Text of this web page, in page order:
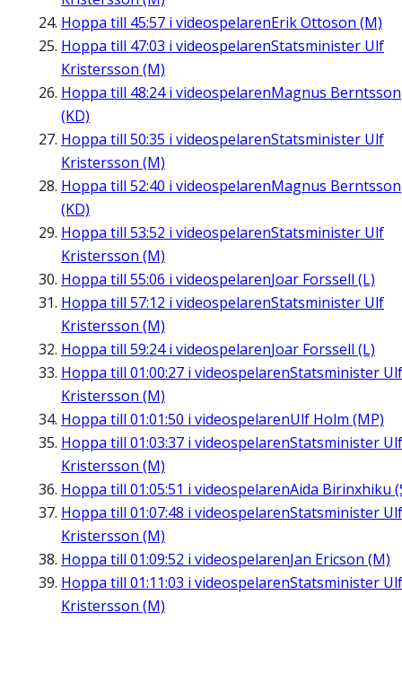
Hoppa till 45:57 i videospelarenErik Ottoson (M)
Hoppa till 47:03 i videospelarenStatsminister Ulf
Kristersson (M)
Hoppa till 48:24i videospelarenMagnus Berntsson
(KD)
Hoppa till 50:35 i videospelarenStatsminister Ulf
Kristersson (M)
Hoppa till 52:40 i videospelarenMagnus Berntsson
(KD)
Hoppa till 53:52 i videospelarenStatsminister Ulf
Kristersson (M)
Hoppa till 55:06 i videospelarenJoar Forssell (L)
Hoppa till 57:12 i videospelarenStatsminister Ulf
Kristersson (M)
Hoppa till 59:24i videospelarenJoar Forssell (L)
Hoppa till 01:00:27 i videospelarenStatsminister Ulf
Kristersson (M)
Hoppa till 01:01:50 i videospelarenUlf Holm (MP)
Hoppa till 01:03:37 i videospelarenStatsminister Ulf
Kristersson (M)
Hoppa till 01:05:51 i videospelarenAida Birinxhiku
Hoppa till 01:07:48 i videospelarenStatsminister Ulf
Kristersson (M)
Hoppa till 01:09:52 i videospelarenJan Ericson (M)
Hoppa till 01:11:03 i videospelarenStatsminister Ulf
Kristersson (M)